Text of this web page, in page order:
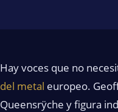
Hay voces que no
del metal europeo.
Queensrÿche y figura